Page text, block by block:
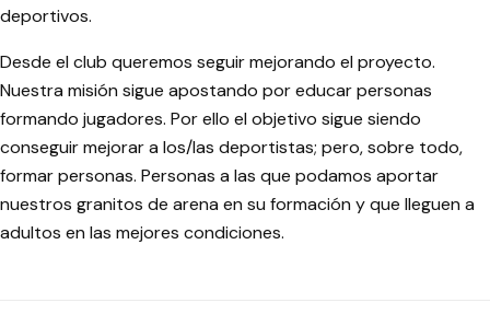
deportivos.
Desde el club queremos seguir mejorando el proyecto.
Nuestra misión sigue apostando por educar personas
formando jugadores. Por ello el objetivo sigue siendo
conseguir mejorar a los/las deportistas; pero, sobre todo,
formar personas. Personas a las que podamos aportar
nuestros granitos de arena en su formación y que lleguen a
adultos en las mejores condiciones.